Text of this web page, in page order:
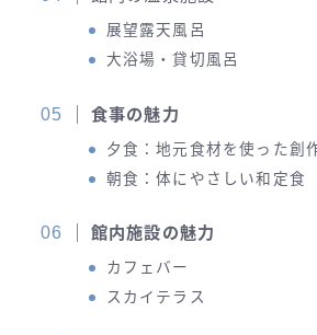
展望露天風呂
大浴場・貸切風呂
食事の魅力
夕食：地元食材を使った創
朝食：体にやさしい和定食
館内施設の魅力
カフェバー
スカイテラス